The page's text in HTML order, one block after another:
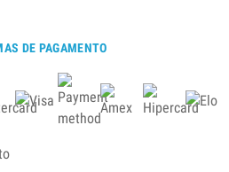
DE PAGAMENTO